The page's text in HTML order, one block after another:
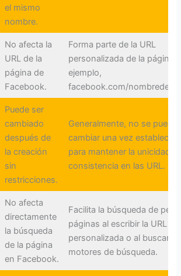
el mismo
nombre.
No afecta la
URL de la
página de
Facebook.
Forma parte de la URL
personalizada de la página,
ejemplo,
facebook.com/
Puede ser
cambiado
después de
la creación
sin
restricciones.
Generalmente, no se puede
cambiar una vez establecido
para mantener la unicidad y
consistencia en las URL.
No afecta
directamente
la búsqueda
de la página
en Facebook.
Facilita la búsqueda de
páginas al escribir la URL
personalizada o al buscar en
motores de búsqueda.